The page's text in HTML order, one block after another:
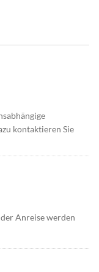
kontaktieren Sie
Anreise werden